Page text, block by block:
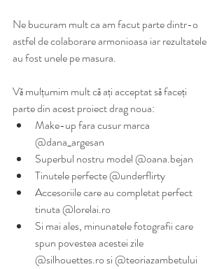
Ne bucuram mult ca am facut parte dintr-o
astfel de colaborare armonioasa iar rezultatele
au fost unele pe masura.
Vă mulțumim mult că ați acceptat să faceți
parte din acest proiect drag noua:
Make-up fara cusur marca
@dana_argesan
Superbul nostru model @oana.bejan
Tinutele perfecte @underflirty
Accesoriile care au completat perfect
tinuta @lorelai.ro
Si mai ales, minunatele fotografii care
spun povestea acestei zile
@silhouettes.ro si @teoriazambetului